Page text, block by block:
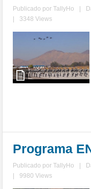
Publicado porTallyHo
3348 Views
Programa
Publicado porTallyHo
9980 Views